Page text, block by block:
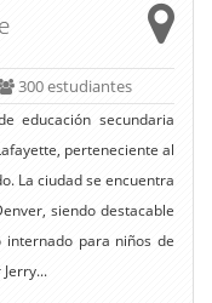
300 estudiantes
educación secundaria
perteneciente al
La ciudad se encuentra
siendo destacable
para niños de